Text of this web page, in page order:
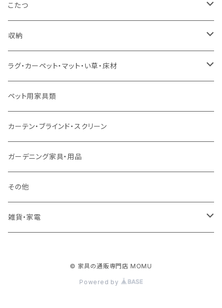
コーナーソファ
ソファセット
スツール・オットマン
ソファ付属品
クッション・座椅子
ワイドダブルサイズ以上（フレームのみ）
シングルサイズ以下（マットレス付）
セミダブルサイズ（マットレス付）
ダブルサイズ（マットレス付）
ダブルサイズ以上（マットレス付）
ロフトベッド
二段ベッド
マットレス
ダイニング5点・6点セット
ダイニング7点セット以上
ダイニングテーブル
カウンターテーブル
リフティングテーブル
サイドテーブル・コーヒーテーブル
デスク
ダイニングチェア
カウンターチェア
キッズチェア
オフィスチェア・ゲーミングチェア
ダイニングベンチ・スツール
こたつ
こたつテーブル
こたつ布団
コタツ・布団セット
収納
本棚・シェルフ
食器棚・収納庫
レンジ台・カウンター
ラック
TVボード
キャビネット・飾り棚
ラグ・カーペット・マット・い草・床材
マット・フロアタイル
ラグ
カーペット
ペット用家具類
カーテン・ブラインド・スクリーン
ガーデニング家具・用品
その他
雑貨・家電
© 家具の通販専門店 MOMU
Powered by